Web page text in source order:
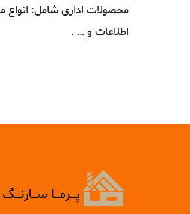
محصولات اداری شامل: انواع
اطلاعات و … .